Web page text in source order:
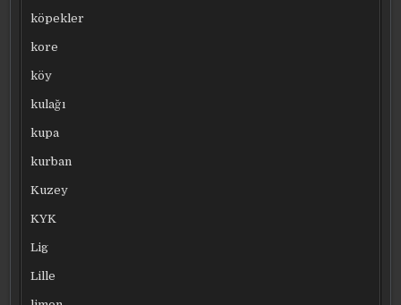
köpekler
kore
köy
kulağı
kupa
kurban
Kuzey
KYK
Lig
Lille